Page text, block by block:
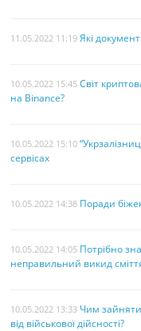
11.05.2022 11:19 Які
10.05.2022 15:45 Світ
на Binance?
10.05.2022 15:10
сервісах
10.05.2022 14:38 Поради
10.05.2022 14:05 Потрібно
неправильний викид
10.05.2022 13:33 Чим зайняти
від військової дійсності?